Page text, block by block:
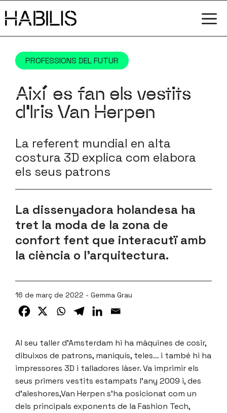
al
PROFESSIONS DEL FUTUR
Així es fan els vestits
d’Iris Van Herpen
La referent mundial en alta
costura 3D explica com elabora
els seus patrons
La dissenyadora holandesa ha
tret la moda de la zona de
confort fent que interacutï amb
la ciència o l’arquitectura.
16 de març de 2022 - Gemma Grau
Al seu taller d’Amsterdam hi ha màquines de cosir,
dibuixos de patrons, maniquís, teles… i també hi ha
impressores 3D i talladores làser. Va imprimir els
seus primers vestits estampats l’any 2009 i, des
d’aleshores,Van Herpen s’ha posicionat com un
dels principals exponents de la Fashion Tech,